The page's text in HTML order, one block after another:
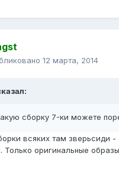
12 марта, 2014
сборку 7-ки можете
всяких там зверьсиди -
Только оригинальные